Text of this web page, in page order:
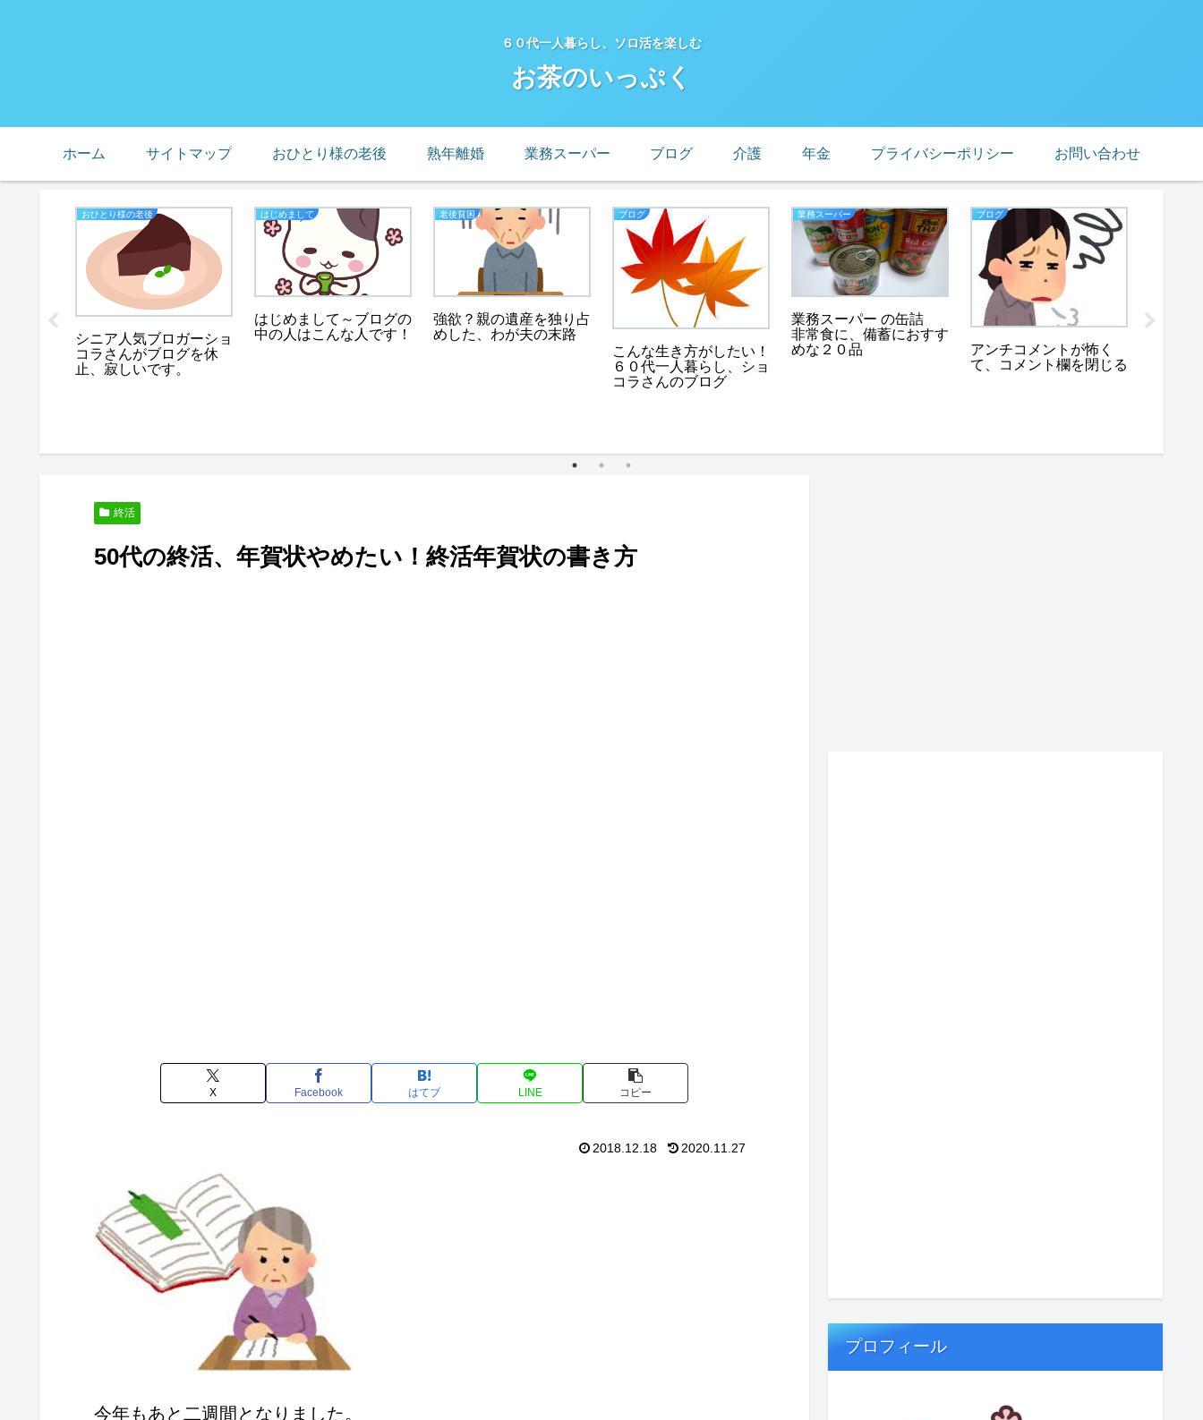
６０代一人暮らし、ソロ活を楽しむ
お茶のいっぷく
ホーム サイトマップ おひとり様の老後 熟年離婚 業務スーパー ブログ 介護 年金 プライバシーポリシー お問い合わせ
７年、
野佳代
おひとり様の老後
シニア人気ブロガーショ
コラさんがブログを休
止、寂しいです。
はじめまして
はじめまして～ブログの
中の人はこんな人です！
老後貧困
強欲？親の遺産を独り占
めした、わが夫の末路
ブログ
こんな生き方がしたい！
６０代一人暮らし、ショ
コラさんのブログ
業務スーパー
業務スーパー の缶詰
非常食に、備蓄におすす
めな２０品
ブログ
アンチコメントが怖く
て、コメント欄を閉じる
業務ス
終活
50代の終活、年賀状やめたい！終活年賀状の書き方
X Facebook はてブ LINE コピー
2018.12.18 2020.11.27
今年もあと二週間となりました。
プロフィール